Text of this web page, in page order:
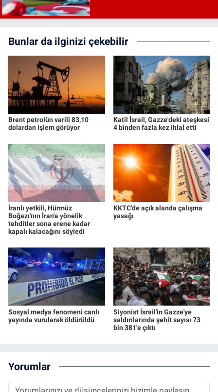
Bunlar da ilginizi çekebilir
Brent petrolün varili 83,10
dolardan işlem görüyor
Katil İsrail, Gazze'deki ateşkesi
4 binden fazla kez ihlal etti
İranlı yetkili, Hürmüz
Boğazı'nın İran'a yönelik
tehditler sona erene kadar
kapalı kalacağını söyledi
KKTC'de açık alanda çalışma
yasağı
Sosyal medya fenomeni canlı
yayında vurularak öldürüldü
Siyonist İsrail'in Gazze'ye
saldırılarında şehit sayısı 73
bin 381'e çıktı
Yorumlar